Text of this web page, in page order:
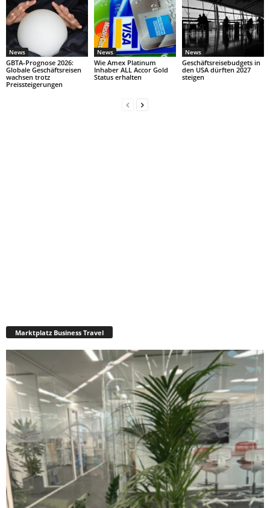
News
GBTA-Prognose 2026:
Globale Geschäftsreisen
wachsen trotz
Preissteigerungen
News
Wie Amex Platinum
Inhaber ALL Accor Gold
Status erhalten
News
Geschäftsreisebudgets in
den USA dürften 2027
steigen
Marktplatz Business Travel